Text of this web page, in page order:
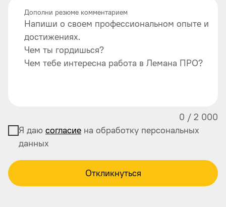
Напиши о своем профессиональном опыте и
достижениях.
Чем ты гордишься?
Чем тебе интересна работа в Лемана ПРО?
Дополни резюме комментарием
0 / 2 000
Я даю согласие на обработку персональных
данных
Откликнуться